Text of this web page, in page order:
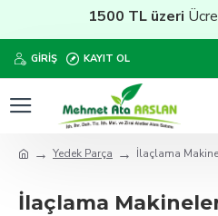
1500 TL üzeriÜcretsiz
GIRIŞ KAYIT OL
Yedek Parça İlaçlama
İlaçlama